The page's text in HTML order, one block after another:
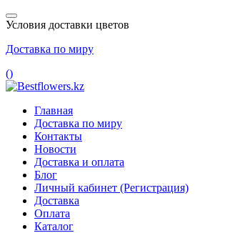
Условия доставки цветов
Доставка по миру
()
Главная
Доставка по миру
Контакты
Новости
Доставка и оплата
Блог
Личный кабинет (Регистрация)
Доставка
Оплата
Каталог